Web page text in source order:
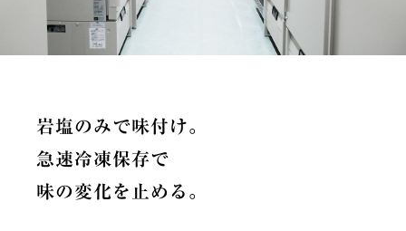
岩塩のみで味付け。
急速冷凍保存で
味の変化を止める。